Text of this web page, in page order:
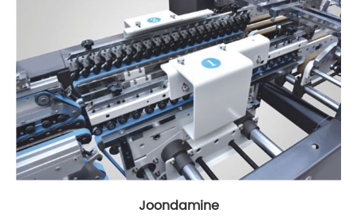
Joondamine